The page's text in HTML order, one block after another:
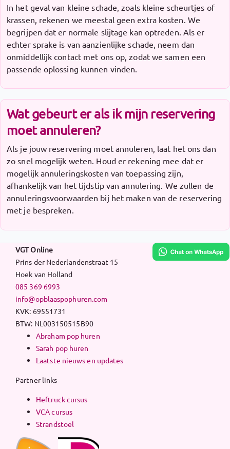
In het geval van kleine schade, zoals kleine scheurtjes of
krassen, rekenen we meestal geen extra kosten. We
begrijpen dat er normale slijtage kan optreden. Als er
echter sprake is van aanzienlijke schade, neem dan
onmiddellijk contact met ons op, zodat we samen een
passende oplossing kunnen vinden.
Wat gebeurt er als ik mijn reservering
moet annuleren?
Als je jouw reservering moet annuleren, laat het ons dan
zo snel mogelijk weten. Houd er rekening mee dat er
mogelijk annuleringskosten van toepassing zijn,
afhankelijk van het tijdstip van annulering. We zullen de
annuleringsvoorwaarden bij het maken van de reservering
met je bespreken.
VGT Online
Prins der Nederlandenstraat 15
Hoek van Holland
085 369 6993
info@opblaaspophuren.com
KVK: 69551731
BTW: NL003150515B90
Abraham pop huren
Sarah pop huren
Laatste nieuws en updates
Partner links
Heftruck cursus
VCA cursus
Strandstoel